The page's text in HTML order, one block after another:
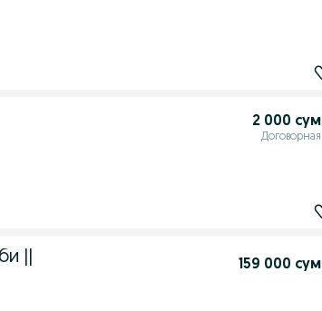
2 000 сум
Договорная
||
159 000 сум